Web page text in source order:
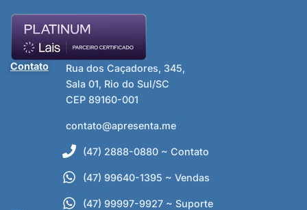
Contato
Rua dos Caçadores, 345,
Sala 01, Rio do Sul/SC
CEP 89160-001
contato@apresenta.me
(47) 2888-0880 ~ Contato
(47) 99640-1395 ~ Vendas
(47) 99997-9927 ~ Suporte